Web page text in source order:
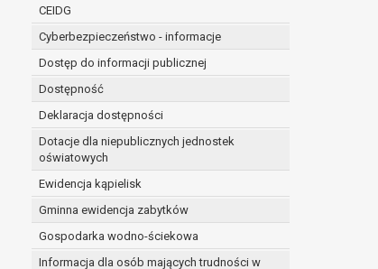
CEIDG
Cyberbezpieczeństwo - informacje
Dostęp do informacji publicznej
Dostępność
Deklaracja dostępności
Dotacje dla niepublicznych jednostek
oświatowych
Ewidencja kąpielisk
Gminna ewidencja zabytków
Gospodarka wodno-ściekowa
Informacja dla osób mających trudności w
administratorowi bądź
niezbędność przetwarzania do
Z przyczyn związanych z Pani/Pana
on istnienie ważnych prawnie
ustalenia, dochodzenia lub obrony roszczeń.
W przypadku gdy przetwarzanie danych
prawo do cofnięcia tej zgody w dowolnym
Przysługuje Pani/Panu prawo wniesienia skargi
Organem właściwym do wniesienia skargi jest
W zależności od sfery, w której przetwarzane są
Pani/Pana dane nie będą poddawane